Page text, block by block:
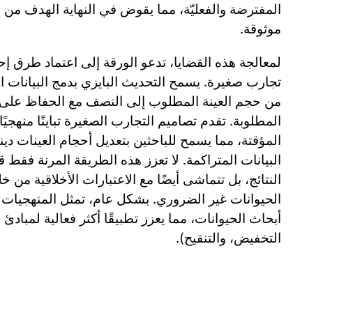
المفترضة والفعليّة، مما يقوض في النهاية الهدف من
موثوقة.
لمعالجة هذه القضايا، تدعو الورقة إلى اعتماد طرق
تجارب صغيرة. يسمح التحديث البايزي بدمج البيانات
من حجم العينة المطلوب إلى النصف مع الحفاظ على
المطلوبة. تقدم تصاميم التجارب الصغيرة تباينًا
المؤقتة، مما يسمح للباحثين بتعديل أحجام العينات
البيانات المتراكمة. لا تعزز هذه الطريقة المرنة فقط
النتائج، بل تتماشى أيضًا مع الاعتبارات الأخلاقية من
الحيوانات غير الضروري. بشكل عام، تمثل
التخفيض، والتنقيح).